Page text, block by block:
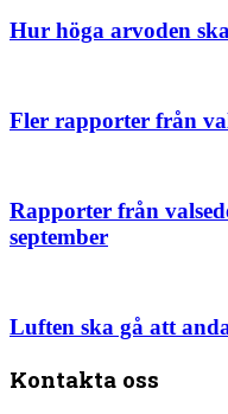
Hur höga arvoden
Fler rapporter från
Rapporter från
september
Luften ska gå att
Kontakta oss